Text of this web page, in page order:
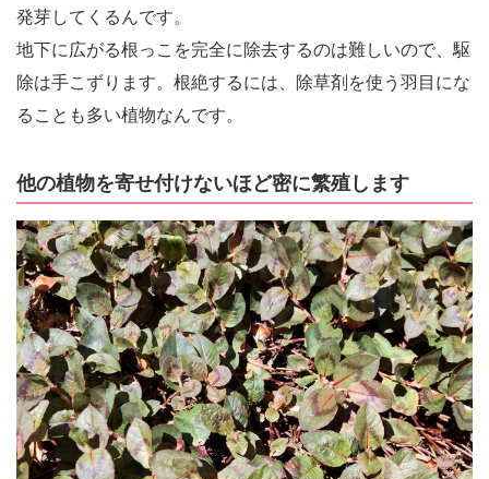
発芽してくるんです。
地下に広がる根っこを完全に除去するのは難しいので、駆
除は手こずります。根絶するには、除草剤を使う羽目にな
ることも多い植物なんです。
他の植物を寄せ付けないほど密に繁殖します